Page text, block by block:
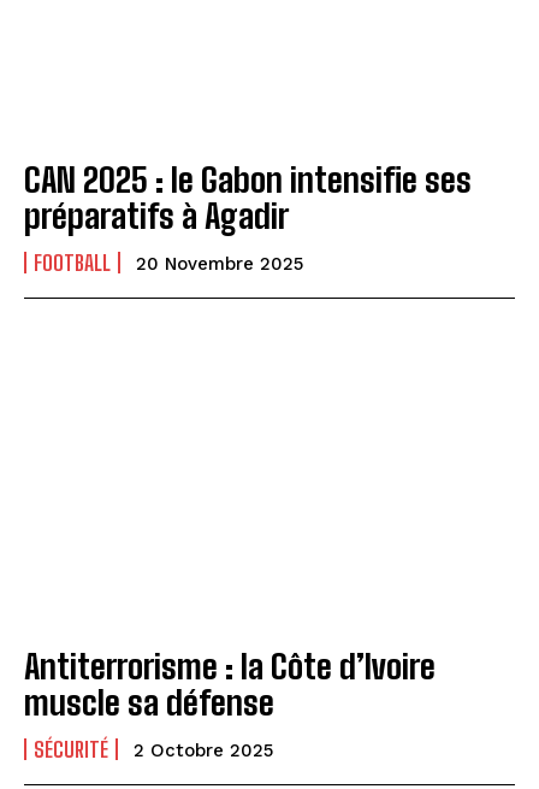
CAN 2025 : le Gabon intensifie ses
préparatifs à Agadir
FOOTBALL 20 Novembre 2025
Antiterrorisme : la Côte d’Ivoire
muscle sa défense
SÉCURITÉ 2 Octobre 2025